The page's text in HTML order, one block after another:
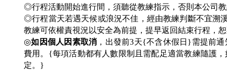
◎行程活動開始進行間，須聽從教練指示，否則本公司
◎行程當天若遇天候或浪況不佳，經由教練判斷不宜溯
教練可依權責視況以安全為前提，提早返回結束行程，
◎如因個人因素取消 ，出發前3天{不含休假日}需提前
費用。{每項活動都有人數限制且需配足適當教練隨護
定。}